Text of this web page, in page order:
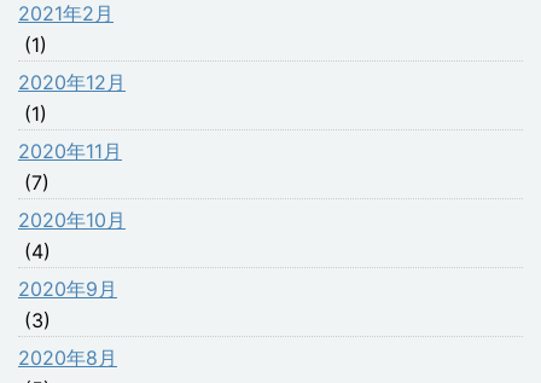
2021年2月
(1)
2020年12月
(1)
2020年11月
(7)
2020年10月
(4)
2020年9月
(3)
2020年8月